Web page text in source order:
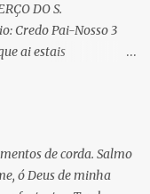
DO S.
Credo Pai-Nosso 3
ai estais
de Amor!
e a Vossa
e graças se deem a
de corda. Salmo
ó Deus de minha